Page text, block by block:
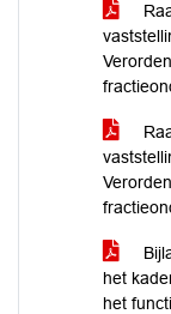
het
het